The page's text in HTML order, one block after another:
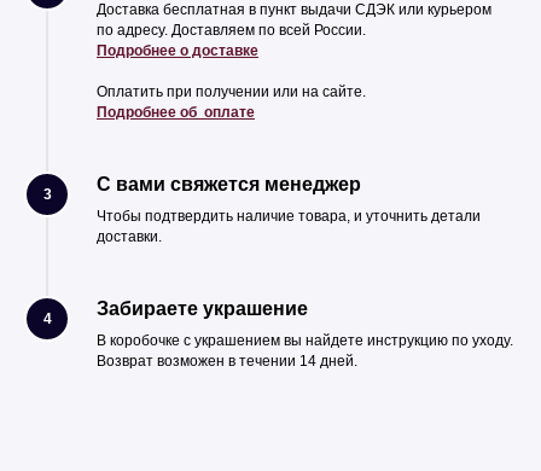
Доставка бесплатная в пункт выдачи СДЭК или курьером
по адресу. Доставляем по всей России.
Подробнее о доставке
Оплатить при получении или на сайте.
Подробнее об оплате
3 С вами свяжется менеджер
Чтобы подтвердить наличие товара, и уточнить детали
доставки.
4 Забираете украшение
В коробочке с украшением вы найдете инструкцию по уходу.
Возврат возможен в течении 14 дней.